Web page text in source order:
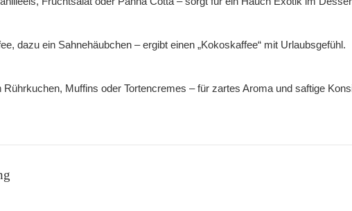
dazu ein Sahnehäubchen – ergibt einen „Kokoskaffee“ mit Urlaubsgefühl.
Muffins oder Tortencremes – für zartes Aroma und saftige